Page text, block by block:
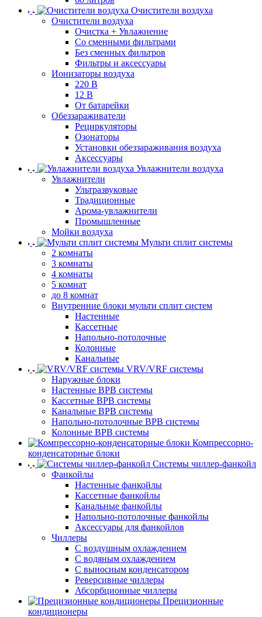
Очистители воздуха
Очистители воздуха
Очистка + Увлажнение
Cо сменными фильтрами
Без сменных фильтров
Фильтры и аксессуары
Ионизаторы воздуха
220 В
12 В
От батарейки
Обеззараживатели
Рециркуляторы
Озонаторы
Установки обеззараживания воздуха
Аксессуары
Увлажнители воздуха
Увлажнители
Ультразвуковые
Традиционные
Арома-увлажнители
Промышленные
Мойки воздуха
Мульти сплит системы
2 комнаты
3 комнаты
4 комнаты
5 комнат
до 8 комнат
Внутренние блоки мульти сплит систем
Настенные
Кассетные
Напольно-потолочные
Колонные
Канальные
VRV/VRF системы
Наружные блоки
Настенные ВРВ системы
Кассетные ВРВ системы
Канальные ВРВ системы
Напольно-потолочные ВРВ системы
Колонные ВРВ системы
Компрессорно-
конденсаторные блоки
Системы чиллер-фанкойл
Фанкойлы
Настенные фанкойлы
Кассетные фанкойлы
Канальные фанкойлы
Напольно-потолочные фанкойлы
Аксессуары для фанкойлов
Чиллеры
С воздушным охлаждением
С водяным охлаждением
С выносным конденсатором
Реверсивные чиллеры
Абсорбционные чиллеры
Прецизионные
кондиционеры